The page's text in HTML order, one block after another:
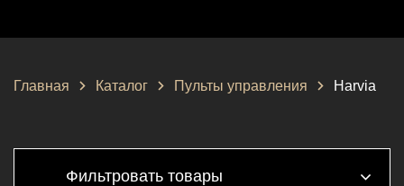
Главная Каталог Пульты управления Harvia
Фильтровать товары